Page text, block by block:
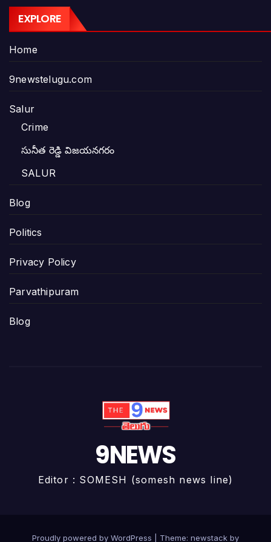
EXPLORE
Home
9newstelugu.com
Salur
Crime
సునీత రెడ్డి విజయనగరం
SALUR
Blog
Politics
Privacy Policy
Parvathipuram
Blog
9NEWS
Editor : SOMESH (somesh news line)
Proudly powered by WordPress Theme: newstack by